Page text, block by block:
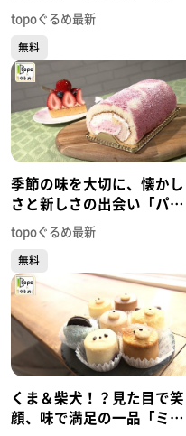
ィスリーネージュ」（若林
区荒町）#448【topoぐる
め】
topoぐるめ最新
無料
季節の味を大切に、懐かし
さと新しさの出会い「パテ
ィスリーアズロール」（太
白区泉崎）#443【topoぐる
め】
topoぐるめ最新
無料
くま＆柴犬！？見た目で笑
顔、味で満足の一品「ミモ